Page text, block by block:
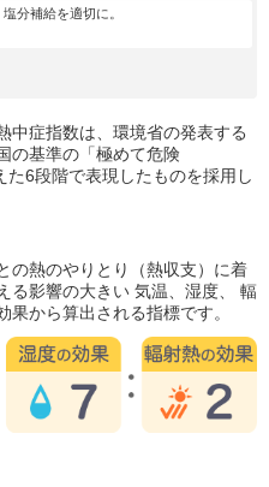
分補給を適切に。
中症指数は、環境省の発表する
の基準の「極めて危険
た6段階で表現したものを採用し
の熱のやりとり（熱収支）に着
る影響の大きい 気温、湿度、 輻
から算出される指標です。